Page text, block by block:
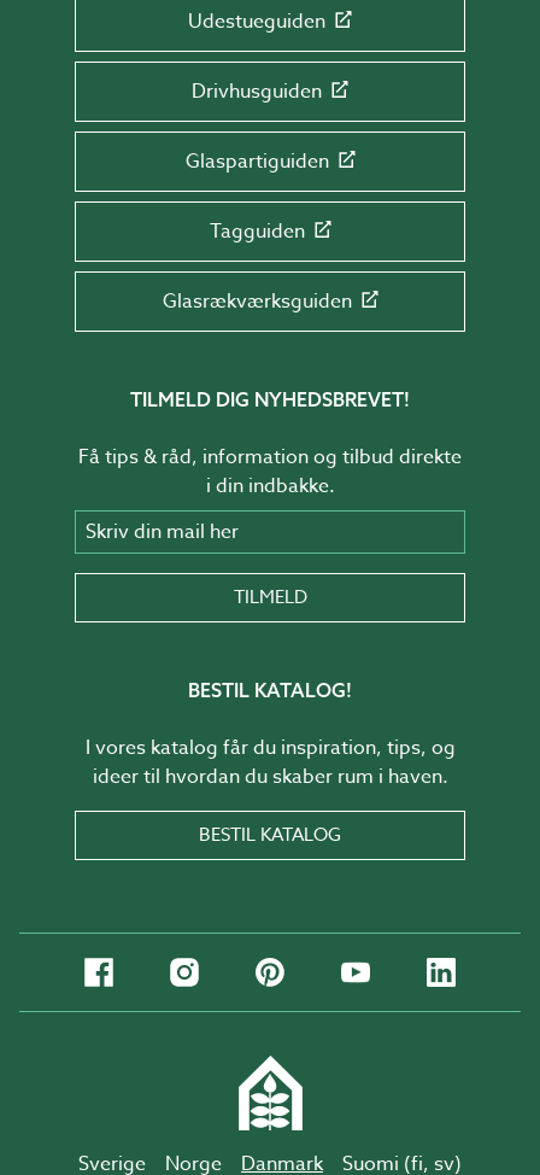
Udestueguiden
Drivhusguiden
Glaspartiguiden
Tagguiden
Glasrækværksguiden
TILMELD DIG NYHEDSBREVET!
Få tips & råd, information og tilbud direkte
i din indbakke.
Skriv din mail her
TILMELD
BESTIL KATALOG!
I vores katalog får du inspiration, tips, og
ideer til hvordan du skaber rum i haven.
BESTIL KATALOG
Sverige Norge Danmark Suomi (fi, sv)